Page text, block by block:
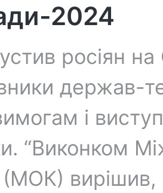
2024
росіян на
держав-
і
“Виконком
(МОК) вирішив,